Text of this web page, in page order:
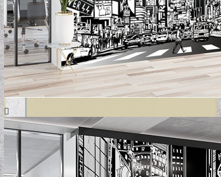
DESIGN TAPÉTÁK